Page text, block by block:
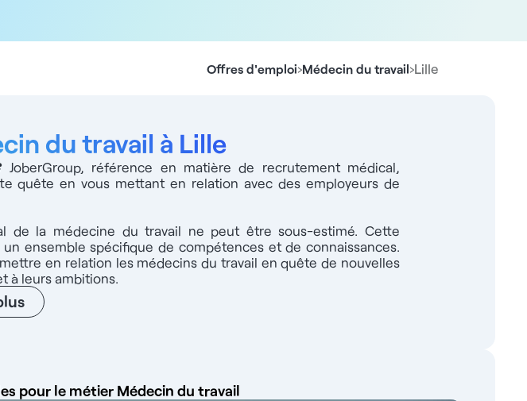
Offres d'emploi›Médecin du travail›Lille
du travail à Lille
JoberGroup, référence en matière de recrutement médical,
quête en vous mettant en relation avec des employeurs de
de la médecine du travail ne peut être sous-estimé. Cette
ensemble spécifique de compétences et de connaissances.
en relation les médecins du travail en quête de nouvelles
à leurs ambitions.
pour le métier Médecin du travail